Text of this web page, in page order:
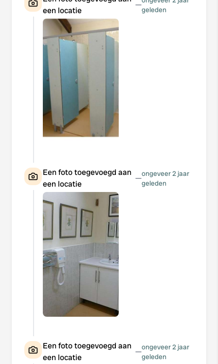
een locatie
—geleden
Een foto toegevoegd aan
een locatie
—ongeveer 2 jaar
geleden
Een foto toegevoegd aan
een locatie
—ongeveer 2 jaar
geleden